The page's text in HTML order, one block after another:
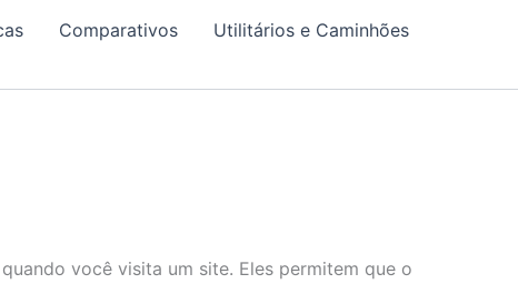
Comparativos
Utilitários e Caminhões
você visita um site. Eles permitem que o